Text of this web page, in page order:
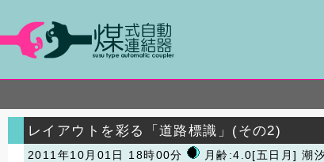
レイアウトを彩る「道路標識」(その2)
2011年10月01日 18時00分 月齢:4.0[五日月] 潮